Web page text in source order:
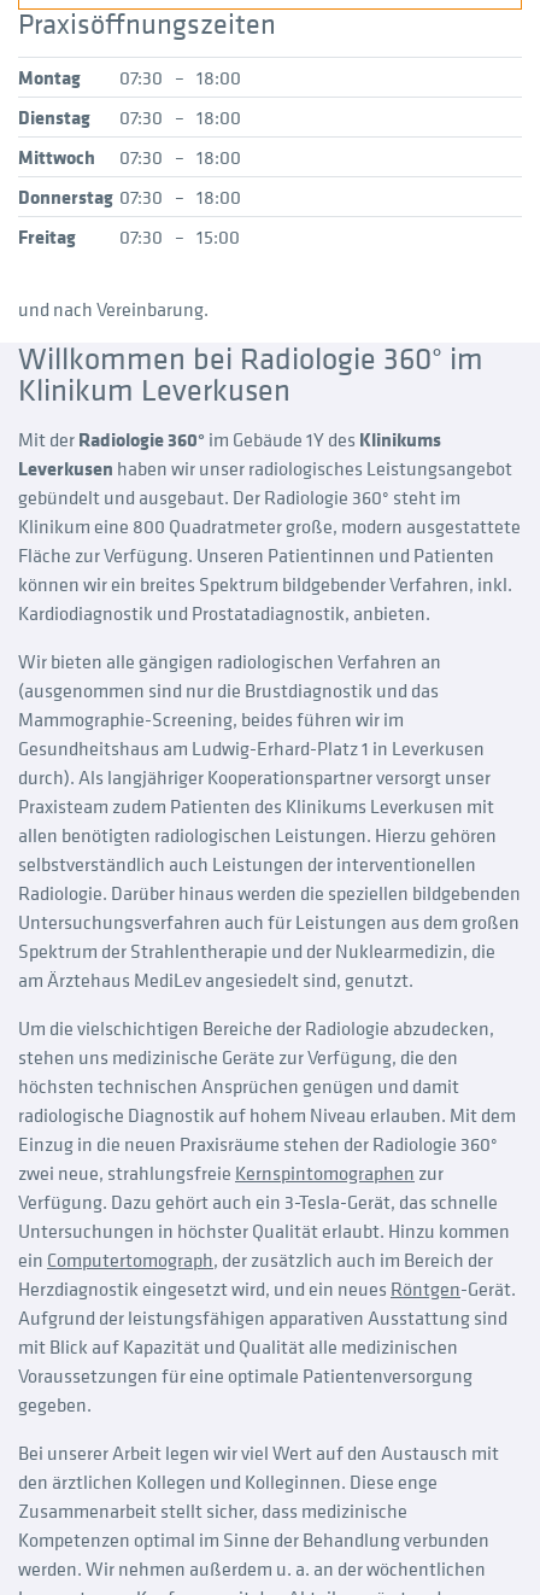
Praxisöffnungszeiten
Montag 07:30 – 18:00
Dienstag
07:30 – 18:00
Mittwoch
07:30 – 18:00
Donnerstag 07:30 – 18:00
Freitag
07:30 – 15:00
und nach Vereinbarung.
Willkommen bei Radiologie 360° im
Klinikum Leverkusen
Mit derRadiologie 360° im Gebäude 1Y des Klinikums
Leverkusen haben wir unser radiologisches Leistungsangebot
gebündelt und ausgebaut. Der Radiologie 360° steht im
Klinikum eine 800 Quadratmeter große, modern ausgestattete
Fläche zur Verfügung. Unseren Patientinnen und Patienten
können wir ein breites Spektrum bildgebender Verfahren, inkl.
Kardiodiagnostik und Prostatadiagnostik, anbieten.
Wir bieten alle gängigen radiologischen Verfahren an
(ausgenommen sind nur die Brustdiagnostik und das
Mammographie-Screening, beides führen wir im
Gesundheitshaus am Ludwig-Erhard-Platz 1 in Leverkusen
durch). Als langjähriger Kooperationspartner versorgt unser
Praxisteam zudem Patienten des Klinikums Leverkusen mit
allen benötigten radiologischen Leistungen. Hierzu gehören
selbstverständlich auch Leistungen der interventionellen
Radiologie. Darüber hinaus werden die speziellen bildgebenden
Untersuchungsverfahren auch für Leistungen aus dem großen
Spektrum der Strahlentherapie und der Nuklearmedizin, die
am Ärztehaus MediLev angesiedelt sind, genutzt.
Um die vielschichtigen Bereiche der Radiologie abzudecken,
stehen uns medizinische Geräte zur Verfügung, die den
höchsten technischen Ansprüchen genügen und damit
radiologische Diagnostik auf hohem Niveau erlauben. Mit dem
Einzug in die neuen Praxisräume stehen der Radiologie 360°
zwei neue, strahlungsfreie Kernspintomographen zur
Verfügung. Dazu gehört auch ein 3-Tesla-Gerät, das schnelle
Untersuchungen in höchster Qualität erlaubt. Hinzu kommen
ein Computertomograph, der zusätzlich auch im Bereich der
Herzdiagnostik eingesetzt wird, und ein neues Röntgen-Gerät.
Aufgrund der leistungsfähigen apparativen Ausstattung sind
mit Blick auf Kapazität und Qualität alle medizinischen
Voraussetzungen für eine optimale Patientenversorgung
gegeben.
Bei unserer Arbeit legen wir viel Wert auf den Austausch mit
den ärztlichen Kollegen und Kolleginnen. Diese enge
Zusammenarbeit stellt sicher, dass medizinische
Kompetenzen optimal im Sinne der Behandlung verbunden
werden. Wir nehmen außerdem u. a. an der wöchentlichen